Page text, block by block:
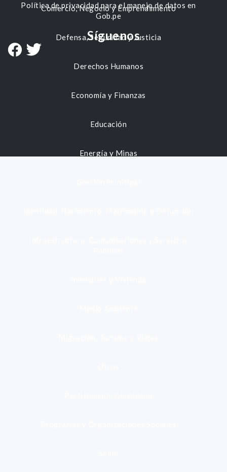
Comercio, Negocio y Emprendimiento
Defensa, Seguridad y Justicia
Derechos Humanos
Economía y Finanzas
Educación
Energía y Minas
Política de privacidad para el manejo de datos en
Gob.pe
Síguenos